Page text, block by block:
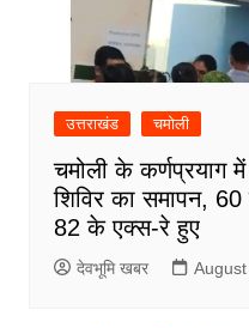
उत्तराखंड चमोली
चमोली के कर्णप्रयाग
शिविर का समापन,
82 के एक्स-रे हुए
देवभूमि खबर